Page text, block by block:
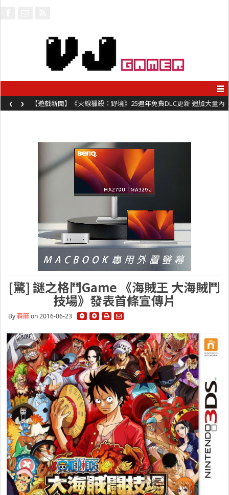
【遊戲新聞】《火線獵殺：野境》25週年免費DLC更新 追加大量內
容同時系舊作限時超平價折扣
‹ ›
[驚] 謎之格鬥Game 《海賊王 大海賊鬥
技場》發表首條宣傳片
By森麻on 2016-06-23